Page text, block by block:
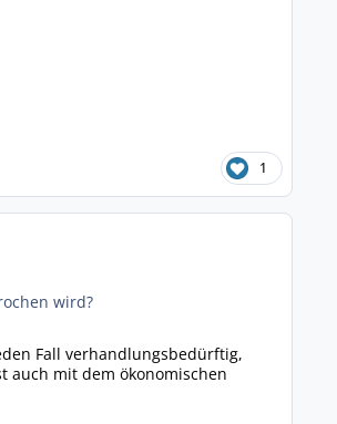
1
wird?
Fall verhandlungsbedürftig,
auch mit dem ökonomischen